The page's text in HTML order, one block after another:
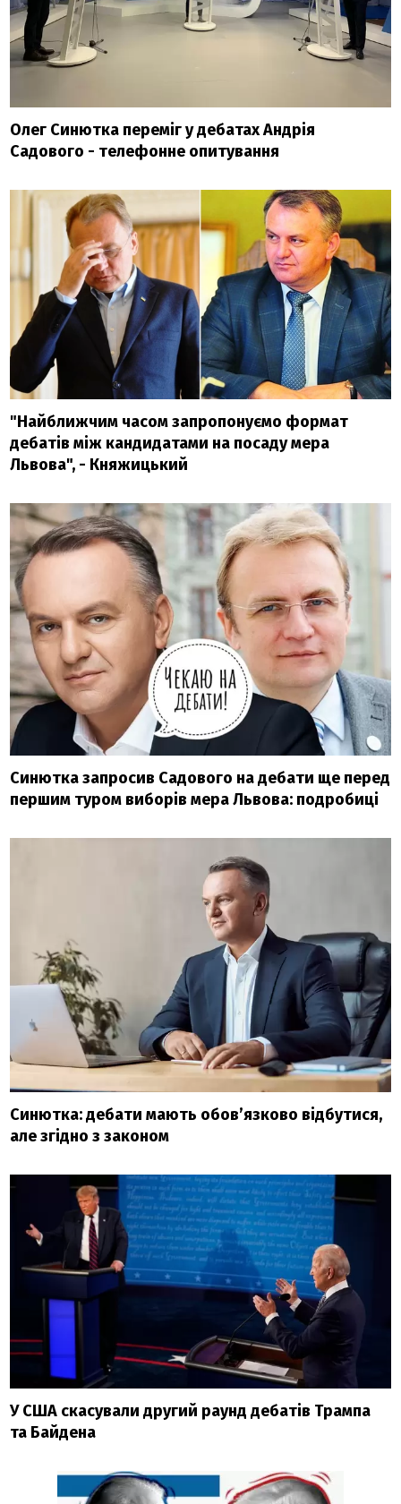
Олег Синютка переміг у дебатах Андрія
Садового - телефонне опитування
"Найближчим часом запропонуємо формат
дебатів між кандидатами на посаду мера
Львова", - Княжицький
Синютка запросив Садового на дебати ще перед
першим туром виборів мера Львова: подробиці
Синютка: дебати мають обов’язково відбутися,
але згідно з законом
У США скасували другий раунд дебатів Трампа
та Байдена